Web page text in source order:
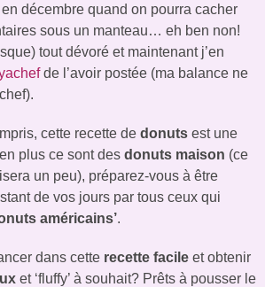
décembre quand on pourra cacher
sous un manteau… eh ben non!
tout dévoré et maintenant j’en
de l’avoir postée (ma balance ne
cette recette de donuts est une
plus ce sont des donuts maison (ce
un peu), préparez-vous à être
de vos jours par tous ceux qui
américains’.
dans cette recette facile et obtenir
et ‘fluffy’ à souhait? Prêts à pousser le